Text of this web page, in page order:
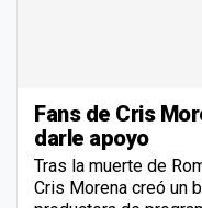
Fans de Cris
darle apoyo
Tras la muerte de
Cris Morena creó un